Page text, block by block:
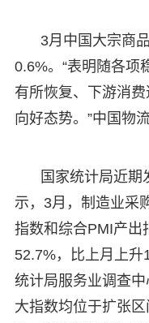
3月中国大宗商
0.6%。“表明随各项
有所恢复、下游消
向好态势。”中国物
国家统计局近期
示，3月，制造业采
指数和综合PMI产出
52.7%，比上月上
统计局服务业调查
大指数均位于扩张